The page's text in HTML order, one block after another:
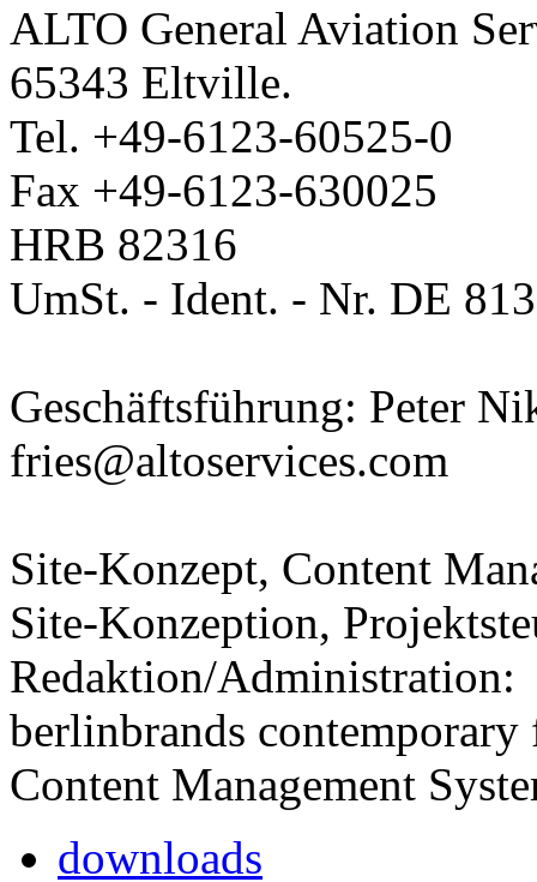
ALTO General Aviation
65343 Eltville.
Tel. +49-6123-60525-0
Fax +49-6123-630025
HRB 82316
UmSt. - Ident. - Nr. DE
Geschäftsführung: Peter
fries@altoservices.com
Site-Konzept, Content
Site-Konzeption,
Redaktion/Administration:
berlinbrands
Content Management
downloads